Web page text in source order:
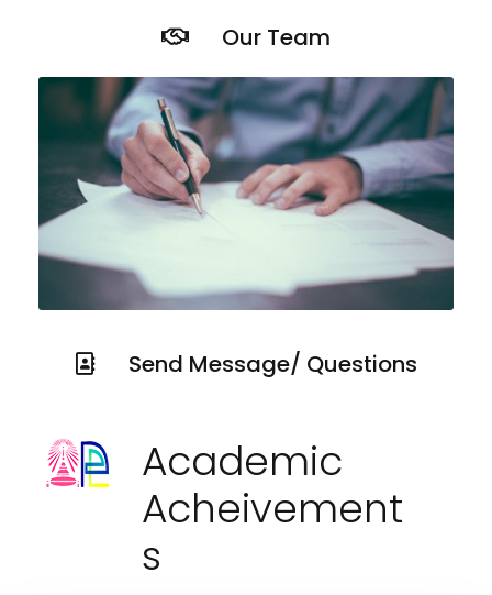
Our Team
Send Message/ Questions
Academic
Acheivement
s